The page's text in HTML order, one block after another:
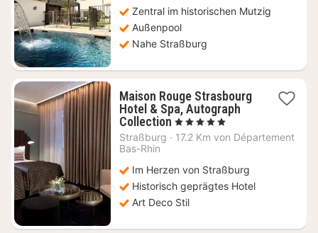
Zentral im historischen Mutzig
Außenpool
Nahe Straßburg
Maison Rouge Strasbourg
Hotel & Spa, Autograph
Collection 1
Nacht
€
, 5 Sterne
Straßburg · 17.2 Km von Département
Bas-Rhin
Im Herzen von Straßburg
Historisch geprägtes Hotel
Art Deco Stil